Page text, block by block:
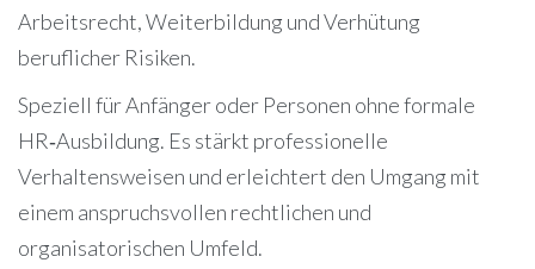
Arbeitsrecht, Weiterbildung und Verhütung
beruflicher Risiken.
Speziell für Anfänger oder Personen ohne formale
HR‑Ausbildung. Es stärkt professionelle
Verhaltensweisen und erleichtert den Umgang mit
einem anspruchsvollen rechtlichen und
organisatorischen Umfeld.